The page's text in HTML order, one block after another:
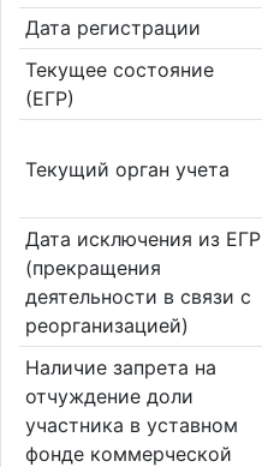
Дата регистрации
Текущее состояние
(ЕГР)
Текущий орган учета
Дата исключения из ЕГР
(прекращения
деятельности в связи с
реорганизацией)
Наличие запрета на
отчуждение доли
участника в уставном
фонде коммерческой